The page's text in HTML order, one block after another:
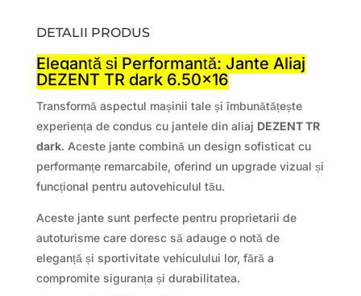
DETALII PRODUS
Eleganță și Performanță: Jante Aliaj
DEZENT TR dark 6.50×16
Transformă aspectul mașinii tale și îmbunătățește
experiența de condus cu jantele din aliaj DEZENT TR
dark. Aceste jante combină un design sofisticat cu
performanțe remarcabile, oferind un upgrade vizual și
funcțional pentru autovehiculul tău.
Aceste jante sunt perfecte pentru proprietarii de
autoturisme care doresc să adauge o notă de
eleganță și sportivitate vehiculului lor, fără a
compromite siguranța și durabilitatea.